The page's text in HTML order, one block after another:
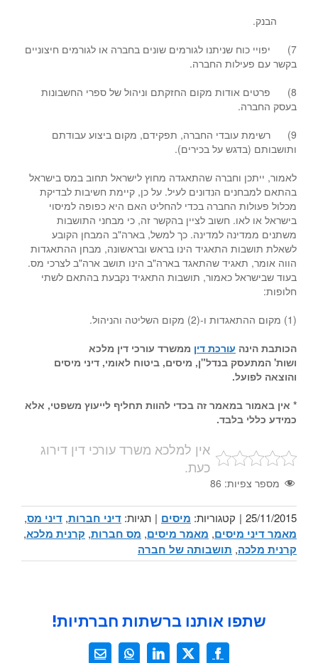
הבנק.
7) יפויי כוח שניתנו לגורמים שונים בחברה או לגורמים חיצוניים
בקשר עם פעילות החברה.
8) פרטים אודות מקום החזקתם וניהול של ספרי החשבונות
בעסק החברה.
9) רשימת עובדי החברה, תפקידם, מקום ביצוע עבודתם
ותושבותם (בדגש על בכירים).
לאמור, ייתכן וחברה שהתאגדה מחוץ לישראל תחוב במס בישראל
בהתאם למבחנים הנדונים לעיל. על כן, קיימת חשיבות לבדיקת
מכלול פעולות החברה בכדי להחליט האם היא כפופה למיסוי
בישראל או לאו. חשוב לציין בהקשר זה, כי מבחני התושבות
משתנים ממדינה למדינה. כך למשל, בארה"ב המבחן הקובע
לשאלת תושבות התאגיד הינו בראש ובראשונה, מבחן ההתאגדות
הווה אומר, תאגיד שהתאגד בארה"ב הינו תושב ארה"ב לצרכי מס.
בעוד שבישראל כאמור, תושבות התאגיד נקבעת בהתאם לשתי
חלופות:
(1) מקום ההתאגדות ו-(2) מקום השליטה והניהול.
הכותבת הינה עורכת דין ממשרד עורכי דין מלכא
ושות' המתעסק בנדל"ן, מיסים, ביטוח לאומי, דיני מיסים
והוצאה לפועל.
* אין באמור במאמר זה בכדי להוות תחליף לייעוץ משפטי, אלא
כמידע כללי בלבד.
אין למלכא משרד עורכי דין דירוג
כעת.
מספר צפיות: 86
25/11/2015
| קטגוריות: מיסים | תגיות: דיני חברות, דיני מס,
מאמר דיני מיסים, מאמר מיסים, מס חברות, קרנית מלכא,
קרנית מלכה, תושבותה של חברה
שתפו אותנו ברשתות חברתיות!
Facebook
X
LinkedIn
WhatsApp
כתובת